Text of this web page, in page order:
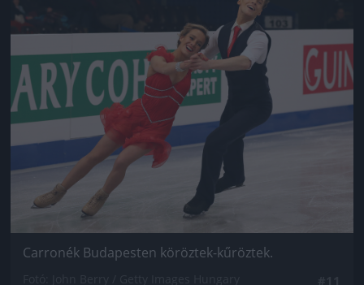
Carronék Budapesten köröztek-kűröztek.